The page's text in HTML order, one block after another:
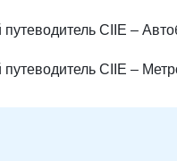
CIIE –
CIIE –